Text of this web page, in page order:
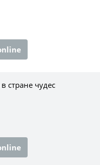
стране чудес